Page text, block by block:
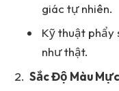
giác tự nhiên.
Kỹ thuật phẩy
như thật.
Sắc Độ Màu